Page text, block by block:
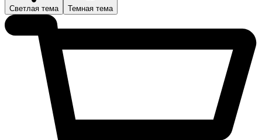
Светлая тема Темная тема